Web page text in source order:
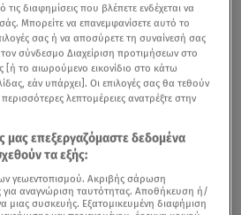
τις διαφημίσεις που βλέπετε ενδέχεται να
Μπορείτε να επανεμφανίσετε αυτό το
σας ή να αποσύρετε τη συναίνεσή σας
σύνδεσμο Διαχείριση προτιμήσεων στο
[ή το αιωρούμενο εικονίδιο στο κάτω
εάν υπάρχει]. Οι επιλογές σας θα τεθούν
λεπτομέρειες ανατρέξτε στην
μας επεξεργαζόμαστε δεδομένα
τα εξής:
γεωεντοπισμού. Ακριβής σάρωση
για αναγνώριση ταυτότητας. Αποθήκευση ή/
μιας συσκευής. Εξατομικευμένη διαφήμιση